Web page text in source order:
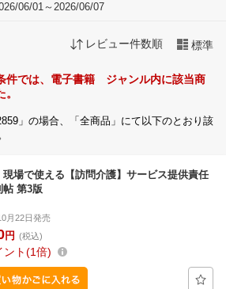
06/01～2026/06/07
レビュー件数順 標準
件では、電子書籍 ジャンル内に該当商
」の場合、「全商品」にて以下のとおり該
現場で使える【訪問介護】サービス提供責任
帖 第3版
月22日発売
円 (税込)
ント 1倍